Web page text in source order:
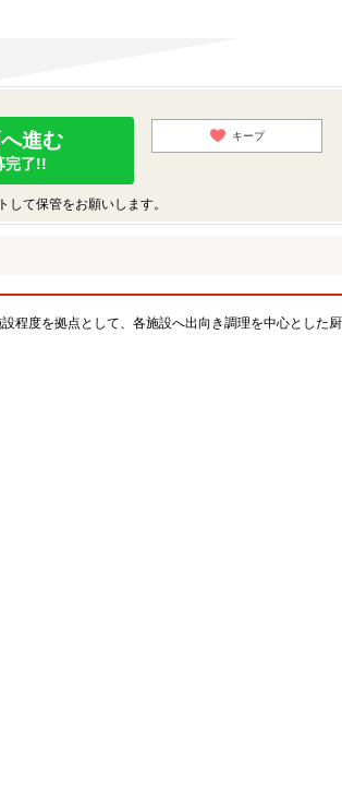
進む
完了!!
キープ
て保管をお願いします。
程度を拠点として、各施設へ出向き調理を中心とした